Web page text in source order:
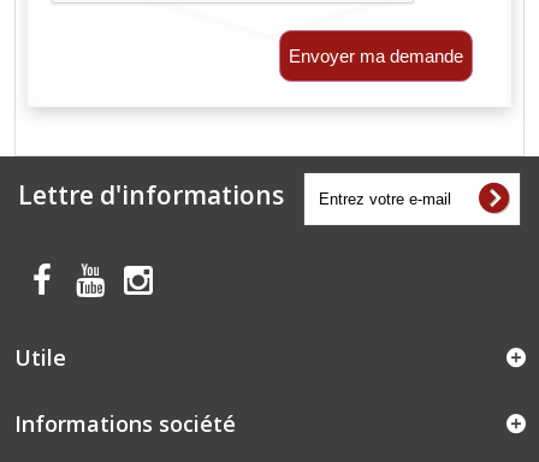
Envoyer ma demande
Lettre d'informations
Utile
Informations société